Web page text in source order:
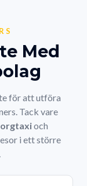
Med
för att utföra
Tack vare
och
i ett större